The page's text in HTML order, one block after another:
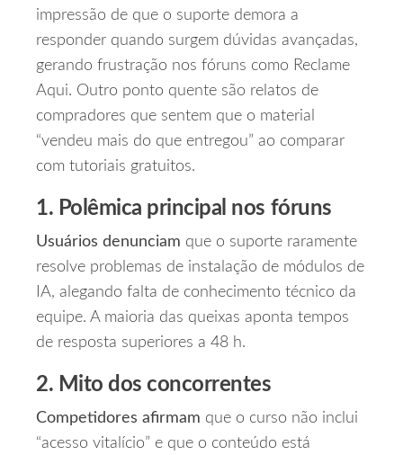
impressão de que o suporte demora a
responder quando surgem dúvidas avançadas,
gerando frustração nos fóruns como Reclame
Aqui. Outro ponto quente são relatos de
compradores que sentem que o material
“vendeu mais do que entregou” ao comparar
com tutoriais gratuitos.
1. Polêmica principal nos fóruns
Usuários denunciam que o suporte raramente
resolve problemas de instalação de módulos de
IA, alegando falta de conhecimento técnico da
equipe. A maioria das queixas aponta tempos
de resposta superiores a 48 h.
2. Mito dos concorrentes
Competidores afirmam que o curso não inclui
“acesso vitalício” e que o conteúdo está